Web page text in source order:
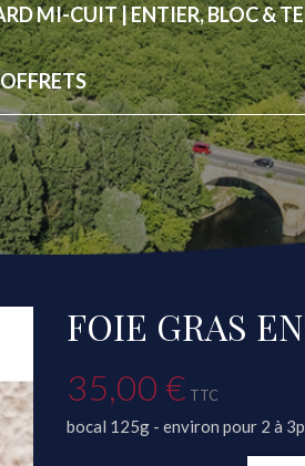
MI-CUIT | ENTIER, BLOC &
FOIE GRAS
35,00 € TTC
bocal 125g - environ pour 2 à